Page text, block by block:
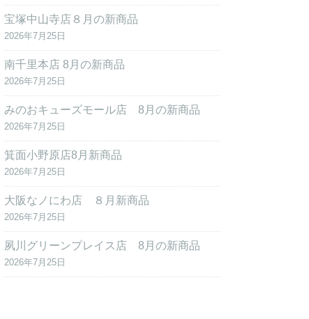
宝塚中山寺店８月の新商品
2026年7月25日
南千里本店 8月の新商品
2026年7月25日
みのおキューズモール店 8月の新商品
2026年7月25日
箕面小野原店8月新商品
2026年7月25日
大阪なノにわ店 ８月新商品
2026年7月25日
夙川グリーンプレイス店 8月の新商品
2026年7月25日